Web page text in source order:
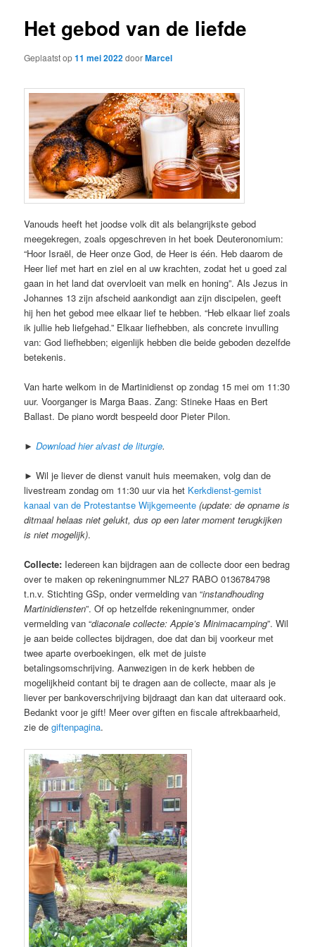
Het gebod van de liefde
Geplaatst op11 mei 2022doorMarcel
Vanouds heeft het joodse volk dit als belangrijkste gebod
meegekregen, zoals opgeschreven in het boek Deuteronomium:
“Hoor Israël, de Heer onze God, de Heer is één. Heb daarom de
Heer lief met hart en ziel en al uw krachten, zodat het u goed zal
gaan in het land dat overvloeit van melk en honing”. Als Jezus in
Johannes 13 zijn afscheid aankondigt aan zijn discipelen, geeft
hij hen het gebod mee elkaar lief te hebben. “Heb elkaar lief zoals
ik jullie heb liefgehad.” Elkaar liefhebben, als concrete invulling
van: God liefhebben; eigenlijk hebben die beide geboden dezelfde
betekenis.
Van harte welkom in de Martinidienst op zondag 15 mei om 11:30
uur. Voorganger is Marga Baas. Zang: Stineke Haas en Bert
Ballast. De piano wordt bespeeld door Pieter Pilon.
►Download hier alvast de liturgie.
► Wil je liever de dienst vanuit huis meemaken, volg dan de
livestream zondag om 11:30 uur via het Kerkdienst-gemist
kanaal van de Protestantse Wijkgemeente (update: de opname is
ditmaal helaas niet gelukt, dus op een later moment terugkijken
is niet mogelijk).
Collecte: Iedereen kan bijdragen aan de collecte door een bedrag
over te maken op rekeningnummer NL27 RABO 0136784798
t.n.v. Stichting GSp, onder vermelding van “instandhouding
Martinidiensten”. Of op hetzelfde rekeningnummer, onder
vermelding van “diaconale collecte: Appie’s Minimacamping”. Wil
je aan beide collectes bijdragen, doe dat dan bij voorkeur met
twee aparte overboekingen, elk met de juiste
betalingsomschrijving. Aanwezigen in de kerk hebben de
mogelijkheid contant bij te dragen aan de collecte, maar als je
liever per bankoverschrijving bijdraagt dan kan dat uiteraard ook.
Bedankt voor je gift! Meer over giften en fiscale aftrekbaarheid,
zie degiftenpagina.